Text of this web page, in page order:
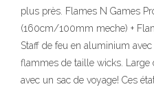
plus près. Flames N Games
(160cm/100mm meche) +
Staff de feu en aluminium
flammes de taille wicks.
avec un sac de voyage! Ces